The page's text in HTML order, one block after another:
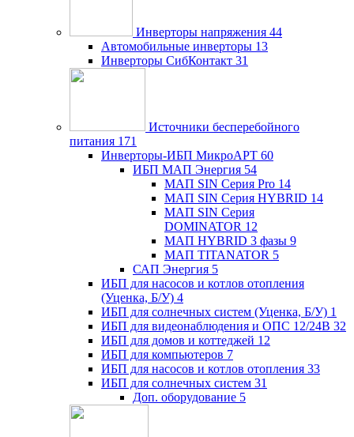
Инверторы напряжения 44
Автомобильные инверторы 13
Инверторы СибКонтакт 31
Источники бесперебойного
питания 171
Инверторы-ИБП МикроАРТ 60
ИБП МАП Энергия 54
МАП SIN Серия Pro 14
МАП SIN Серия HYBRID 14
МАП SIN Серия
DOMINATOR 12
МАП HYBRID 3 фазы 9
МАП TITANATOR 5
САП Энергия 5
ИБП для насосов и котлов отопления
(Уценка, Б/У) 4
ИБП для солнечных систем (Уценка, Б/У) 1
ИБП для видеонаблюдения и ОПС 12/24В 32
ИБП для домов и коттеджей 12
ИБП для компьютеров 7
ИБП для насосов и котлов отопления 33
ИБП для солнечных систем 31
Доп. оборудование 5